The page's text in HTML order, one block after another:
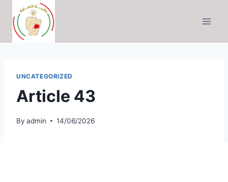
content
UNCATEGORIZED
Article 43
By admin 14/06/2026